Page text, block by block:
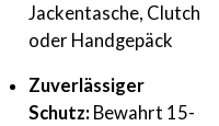
Jackentasche, Clutch
oder Handgepäck
Zuverlässiger
Schutz: Bewahrt 15-